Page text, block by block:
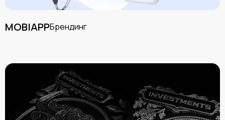
MOBIAPPБрендинг